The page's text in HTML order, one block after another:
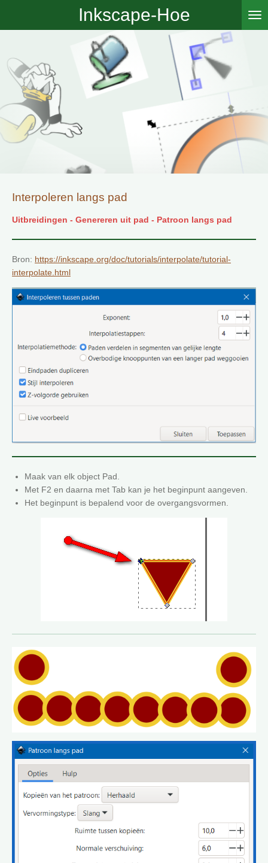
hoofdinhoud
Inkscape-Hoe
Interpoleren langs pad
Uitbreidingen - Genereren uit pad - Patroon langs pad
Bron: https://inkscape.org/doc/tutorials/interpolate/tutorial-
interpolate.html
Maak van elk object Pad.
Met F2 en daarna met Tab kan je het beginpunt aangeven.
Het beginpunt is bepalend voor de overgangsvormen.